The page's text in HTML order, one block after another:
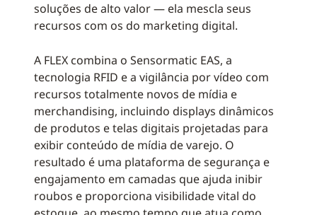
soluções de alto valor — ela mescla seus
recursos com os do marketing digital.
A FLEX combina o Sensormatic EAS, a
tecnologia RFID e a vigilância por vídeo com
recursos totalmente novos de mídia e
merchandising, incluindo displays dinâmicos
de produtos e telas digitais projetadas para
exibir conteúdo de mídia de varejo. O
resultado é uma plataforma de segurança e
engajamento em camadas que ajuda inibir
roubos e proporciona visibilidade vital do